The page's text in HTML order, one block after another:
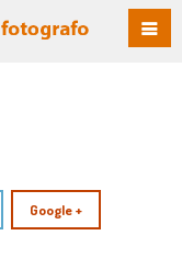
Google +